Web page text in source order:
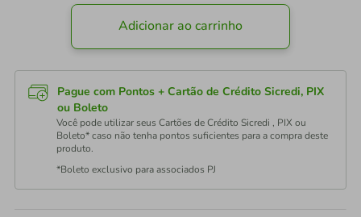
Adicionar ao carrinho
Pague com Pontos + Cartão de Crédito Sicredi, PIX
ou Boleto
Você pode utilizar seus Cartões de Crédito Sicredi , PIX ou
Boleto* caso não tenha pontos suficientes para a compra deste
produto.
*Boleto exclusivo para associados PJ